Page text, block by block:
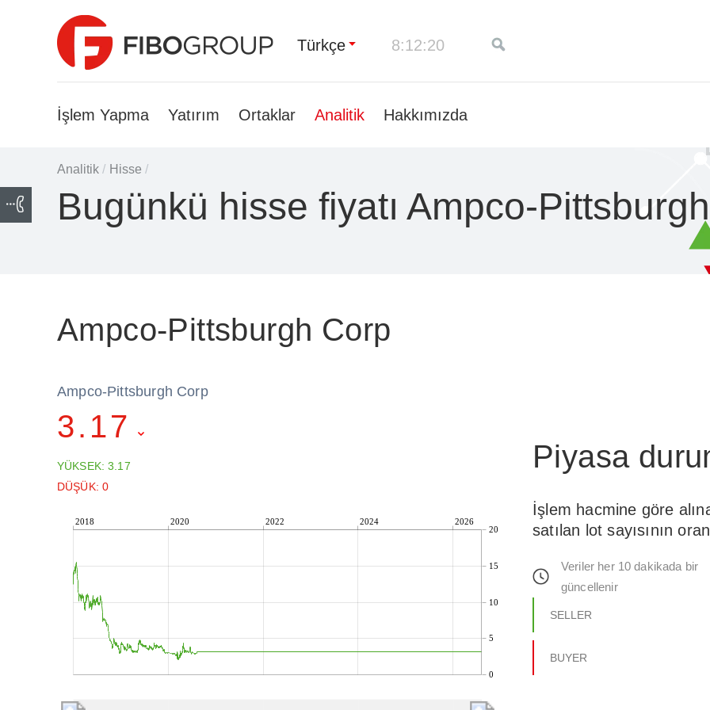
Türkçe 8:12:20
İşlem Yapma Yatırım Ortaklar Analitik Hakkımızda
Analitik / Hisse /
Bugünkü hisse fiyatı Ampco-
Ampco-Pittsburgh Corp
Ampco-Pittsburgh Corp
3.17
YÜKSEK: 3.17
DÜŞÜK: 0
2018 2020 2022 2024 2026
0
5
10
15
20
Piyasa
İşlem hacmine göre
satılan lot sayısının
Veriler her 10 dakikada bir
güncellenir
SELLER
BUYER